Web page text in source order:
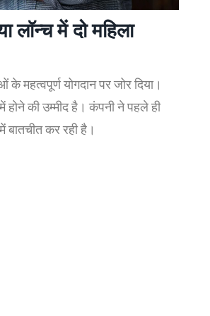
में दो महिला
महत्वपूर्ण योगदान पर जोर दिया।
होने की उम्मीद है। कंपनी ने पहले ही
बातचीत कर रही है।